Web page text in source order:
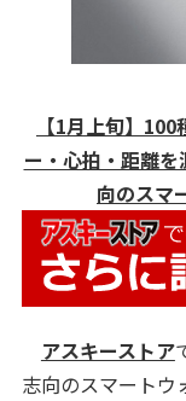
【1月上旬】
ー・心拍・距離
向のスマ
アスキーストア
志向のスマートウ